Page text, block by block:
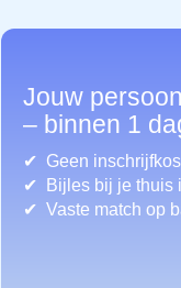
Jouw
– binnen 1
Geen
Bijles bij je thuis
Vaste match op